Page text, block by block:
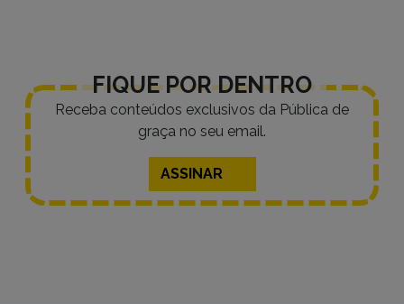
FIQUE POR DENTRO
Receba conteúdos exclusivos da Pública de
graça no seu email.
ASSINAR